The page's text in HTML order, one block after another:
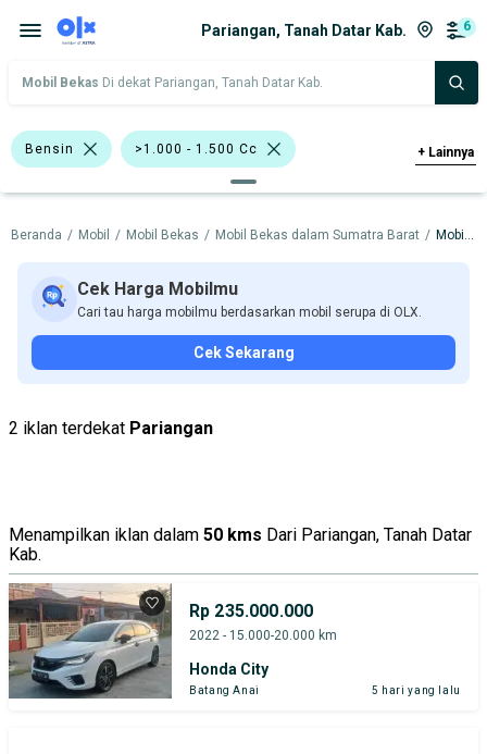
Pariangan, Tanah Datar Kab. 6
Mobil Bekas Di dekat Pariangan, Tanah Datar Kab.
Bensin >1.000 - 1.500 Cc
>1.500 - 2.000 Cc Biru Putih
Sedan Minibus Toyota Altis
Toyota Vios BMW
Tipe Bodi Tipe Membership
+ Lainnya
Beranda / Mobil / Mobil Bekas / Mobil Bekas dalam Sumatra Barat / Mobil Bekas dalam Tanah Datar Kab.
Cek Harga Mobilmu
Cari tau harga mobilmu berdasarkan mobil serupa di OLX.
Cek Sekarang
2 iklan terdekat Pariangan
Menampilkan iklan dalam 50 kms Dari Pariangan, Tanah Datar
Kab.
Rp 235.000.000
2022 - 15.000-20.000 km
Honda City
Batang Anai 5 hari yang lalu